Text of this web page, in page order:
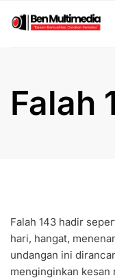
Falah
Falah 143 hadir
hari, hangat,
undangan ini
menginginkan kesan